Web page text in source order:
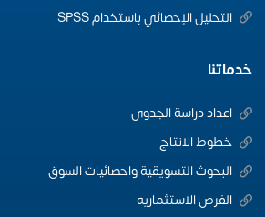
التحليل الإحصائي باستخدام SPSS
خدماتنا
اعداد دراسة الجدوى
خطوط الانتاج
البحوث التسويقية واحصائيات السوق
الفرص الاستثماريه